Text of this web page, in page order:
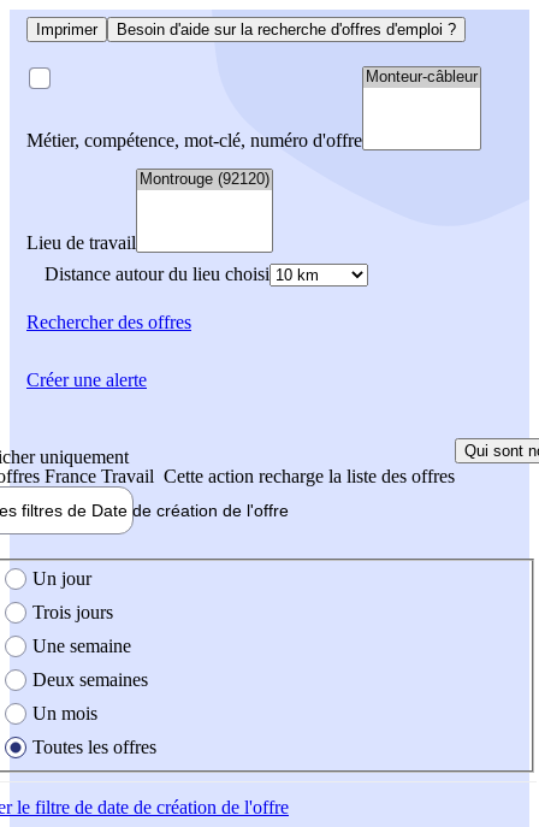
Imprimer Besoin d'aide sur la recherche d'offres d'emploi ?
Métier, compétence, mot-clé, numéro d'offre
Lieu de travail
Distance autour du lieu choisi
Rechercherdes offres
uniquement
France Travail Cette action recharge la liste des offres
Qui sont
filtres de Date de création de l'offre
création de l'offre
Un jour
Trois jours
Une semaine
Deux semaines
Un mois
Toutes les offres
le filtre de date de création de l'offre
Créer une alerte